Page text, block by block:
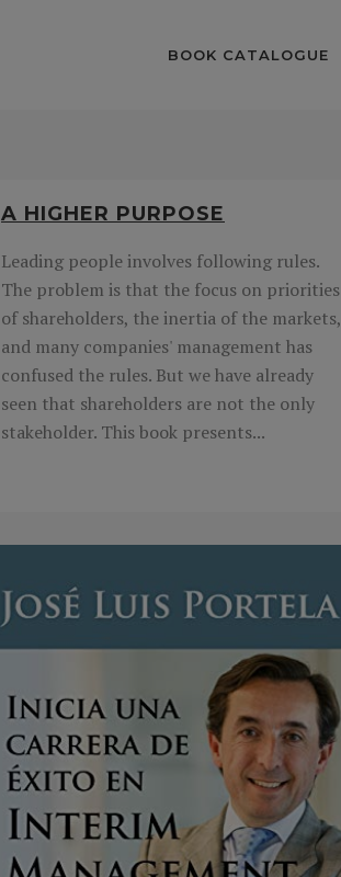
BOOK CATALOGUE
A HIGHER PURPOSE
Leading people involves following rules.
The problem is that the focus on priorities
of shareholders, the inertia of the markets,
and many companies' management has
confused the rules. But we have already
seen that shareholders are not the only
stakeholder. This book presents...